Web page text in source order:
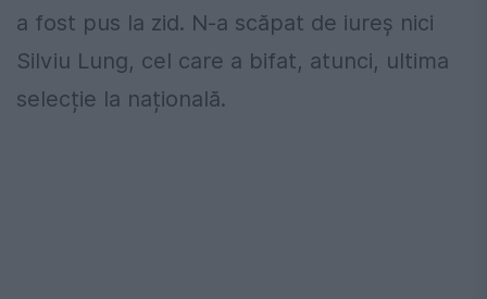
a fost pus la zid. N-a scăpat de iureș nici
Silviu Lung, cel care a bifat, atunci, ultima
selecție la națională.